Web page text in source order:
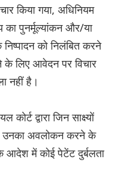
किया गया, अधिनियम
का पुनर्मूल्यांकन और/या
को निलंबित करने
के लिए आवेदन पर विचार
नहीं है।
द्वारा जिन साक्ष्यों
उनका अवलोकन करने के
आदेश में कोई पेटेंट दुर्बलता